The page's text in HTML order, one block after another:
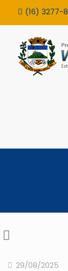
(16) 3277-
29/08/2025